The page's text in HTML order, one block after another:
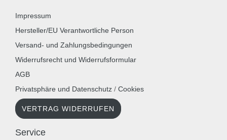
Impressum
Hersteller/EU Verantwortliche Person
Versand- und Zahlungsbedingungen
Widerrufsrecht und Widerrufsformular
AGB
Privatsphäre und Datenschutz / Cookies
VERTRAG WIDERRUFEN
Service